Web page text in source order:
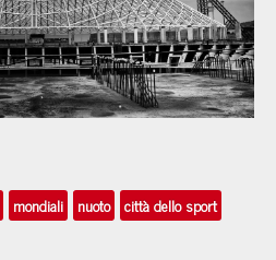
mondiali nuoto città dello sport